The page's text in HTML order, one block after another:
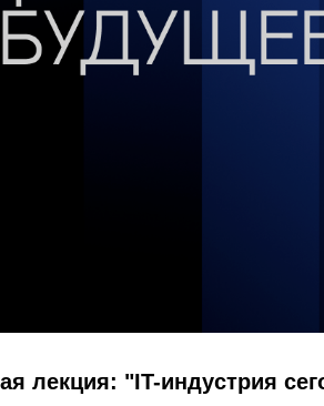
лекция: "IT-индустрия